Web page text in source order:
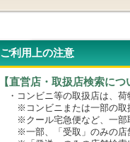
ご利用上の注意
【直営店・取扱店検索につ
・コンビニ等の取扱店は、荷
※コンビニまたは一部の取扱
※クール宅急便など、一部取
※一部、「受取」のみの店舗